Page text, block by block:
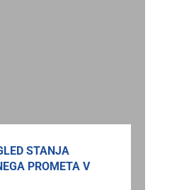
STANJA
PROMETA V